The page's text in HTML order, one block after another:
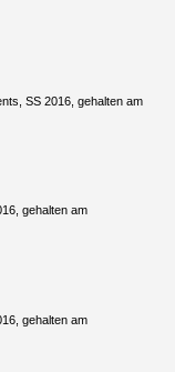
SS 2016, gehalten am
gehalten am
gehalten am